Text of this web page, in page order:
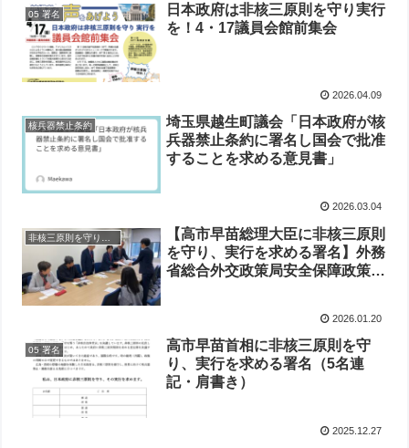
05 署名
日本政府は非核三原則を守り実行
を！4・17議員会館前集会
2026.04.09
核兵器禁止条約
埼玉県越生町議会「日本政府が核
兵器禁止条約に署名し国会で批准
することを求める意見書」
2026.03.04
【高市早苗総理大臣に非核三原則
を守り、実行を求める署名】外務
省総合外交政策局安全保障政策課
2026.01.20
05 署名
高市早苗首相に非核三原則を守
り、実行を求める署名（5名連
記・肩書き）
2025.12.27